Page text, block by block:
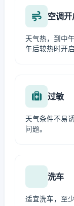
空调开
天气热，到中
午后较热时开
过敏
天气条件不易
问题。
洗车
适宜洗车，至